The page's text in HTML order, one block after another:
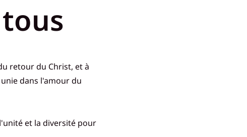
retour du Christ, et à
dans l'amour du
et la diversité pour